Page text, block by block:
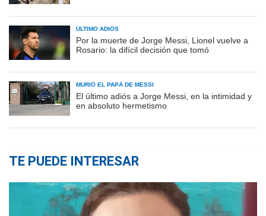
ÚLTIMO ADIÓS
Por la muerte de Jorge Messi, Lionel vuelve a
Rosario: la difícil decisión que tomó
MURIÓ EL PAPÁ DE MESSI
El último adiós a Jorge Messi, en la intimidad y
en absoluto hermetismo
TE PUEDE INTERESAR